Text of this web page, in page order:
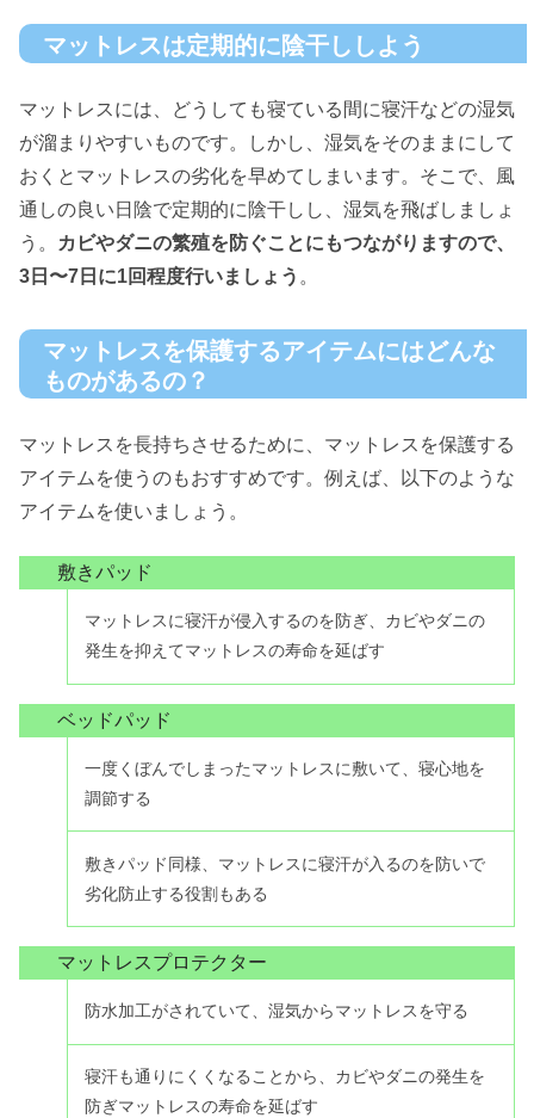
マットレスは定期的に陰干ししよう
マットレスには、どうしても寝ている間に寝汗などの湿気
が溜まりやすいものです。しかし、湿気をそのままにして
おくとマットレスの劣化を早めてしまいます。そこで、風
通しの良い日陰で定期的に陰干しし、湿気を飛ばしましょ
う。
カビやダニの繁殖を防ぐことにもつながりますので、
3日〜7日に1回程度行いましょう 。
マットレスを保護するアイテムにはどんな
ものがあるの？
マットレスを長持ちさせるために、マットレスを保護する
アイテムを使うのもおすすめです。例えば、以下のような
アイテムを使いましょう。
敷きパッド
マットレスに寝汗が侵入するのを防ぎ、カビやダニの
発生を抑えてマットレスの寿命を延ばす
ベッドパッド
一度くぼんでしまったマットレスに敷いて、寝心地を
調節する
敷きパッド同様、マットレスに寝汗が入るのを防いで
劣化防止する役割もある
マットレスプロテクター
防水加工がされていて、湿気からマットレスを守る
寝汗も通りにくくなることから、カビやダニの発生を
防ぎマットレスの寿命を延ばす